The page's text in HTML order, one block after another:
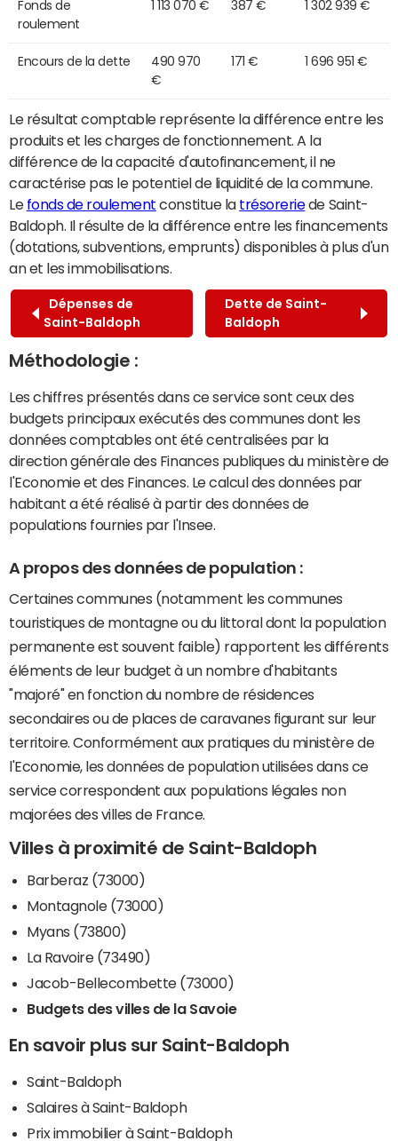
Fonds de
roulement
1 113 070 € 387 € 1 302 939 €
Encours de la dette
490 970
€
171 € 1 696 951 €
Le résultat comptable représente la différence entre les
produits et les charges de fonctionnement. A la
différence de la capacité d'autofinancement, il ne
caractérise pas le potentiel de liquidité de la commune.
Le fonds de roulement constitue la trésoreriede Saint-
Baldoph. Il résulte de la différence entre les financements
(dotations, subventions, emprunts) disponibles à plus d'un
an et les immobilisations.
Dépenses de
Saint-Baldoph
Dette de Saint-
Baldoph
Méthodologie :
Les chiffres présentés dans ce service sont ceux des
budgets principaux exécutés des communes dont les
données comptables ont été centralisées par la
direction générale des Finances publiques du ministère de
l'Economie et des Finances. Le calcul des données par
habitant a été réalisé à partir des données de
populations fournies par l'Insee.
A propos des données de population :
Certaines communes (notamment les communes
touristiques de montagne ou du littoral dont la population
permanente est souvent faible) rapportent les différents
éléments de leur budget à un nombre d'habitants
"majoré" en fonction du nombre de résidences
secondaires ou de places de caravanes figurant sur leur
territoire. Conformément aux pratiques du ministère de
l'Economie, les données de population utilisées dans ce
service correspondent aux populations légales non
majorées des villes de France.
Villes à proximité de Saint-Baldoph
Barberaz (73000)
Montagnole (73000)
Myans (73800)
La Ravoire (73490)
Jacob-Bellecombette (73000)
Budgets des villes de la Savoie
En savoir plus sur Saint-Baldoph
Saint-Baldoph
Salaires à Saint-Baldoph
Prix immobilier à Saint-Baldoph